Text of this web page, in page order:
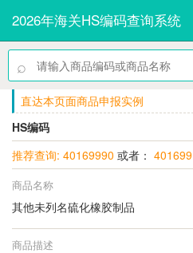
2026年海关HS编码查询系统
⌕
直达本页面商品申报实例
HS编码
推荐查询: 40169990 或者： 401699
商品名称
其他未列名硫化橡胶制品
商品描述